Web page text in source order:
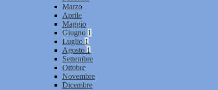
Marzo
Aprile
Maggio
Giugno 1
Luglio 1
Agosto 1
Settembre
Ottobre
Novembre
Dicembre